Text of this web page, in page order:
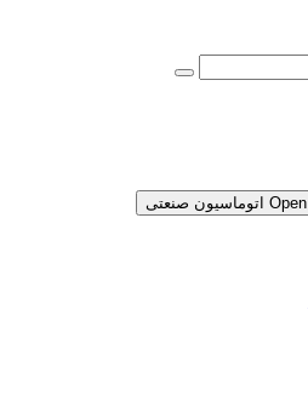
Open اتوماسیون صنعتی